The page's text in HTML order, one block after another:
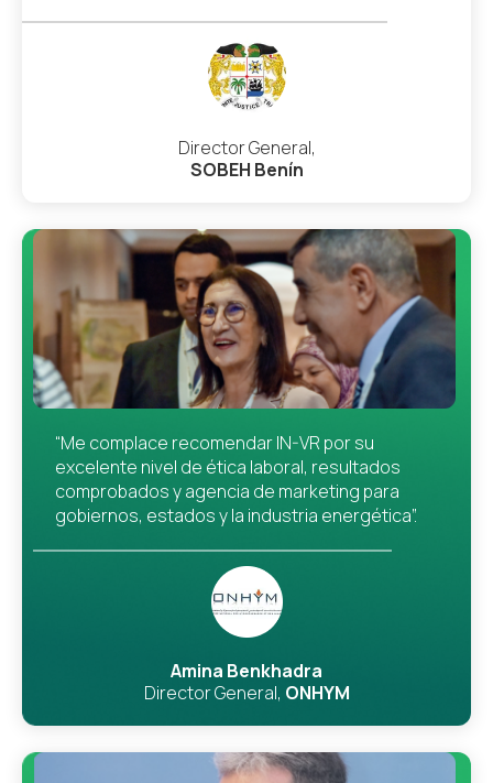
Director General,
SOBEH Benín
“Me complace recomendar IN-VR por su
excelente nivel de ética laboral, resultados
comprobados y agencia de marketing para
gobiernos, estados y la industria energética”.
Amina Benkhadra
Director General, ONHYM